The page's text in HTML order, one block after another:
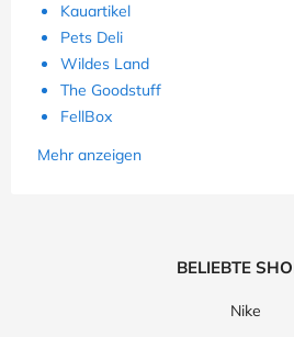
Kauartikel
Pets Deli
Wildes Land
The Goodstuff
FellBox
Mehr anzeigen
BELIEBTE
Nike